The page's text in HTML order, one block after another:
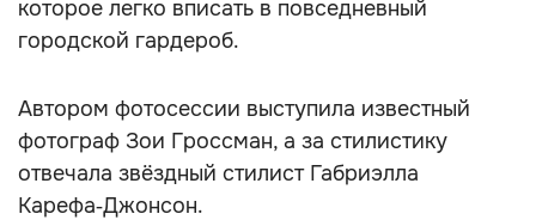
которое легко вписать в повседневный
городской гардероб.
Автором фотосессии выступила известный
фотограф Зои Гроссман, а за стилистику
отвечала звёздный стилист Габриэлла
Карефа‑Джонсон.